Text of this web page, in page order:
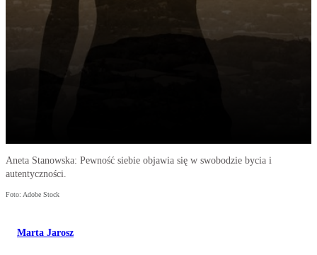
Aneta Stanowska: Pewność siebie objawia się w swobodzie bycia i
autentyczności.
Foto: Adobe Stock
Marta Jarosz